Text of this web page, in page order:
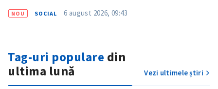
NOU SOCIAL 6 august 2026, 09:43
Tag-uri populare din
ultima lună
Vezi ultimele știri